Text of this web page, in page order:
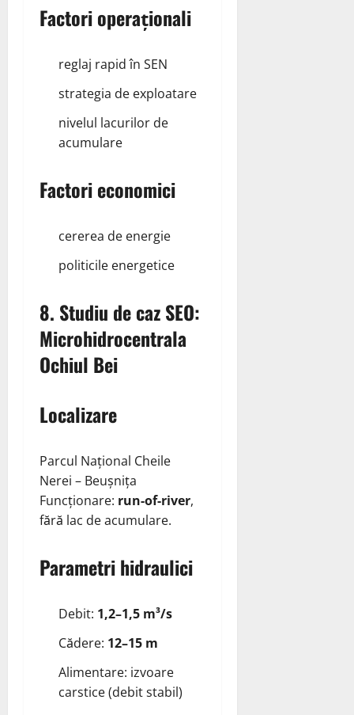
Factori operaționali
reglaj rapid în SEN
strategia de exploatare
nivelul lacurilor de
acumulare
Factori economici
cererea de energie
politicile energetice
8. Studiu de caz SEO:
Microhidrocentrala
Ochiul Bei
Localizare
Parcul Național Cheile
Nerei – Beușnița
Funcționare: run‑of‑river,
fără lac de acumulare.
Parametri hidraulici
Debit: 1,2–1,5 m³/s
Cădere: 12–15 m
Alimentare: izvoare
carstice (debit stabil)